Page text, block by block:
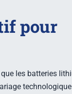
pour
que les batteries